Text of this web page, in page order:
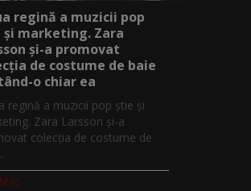
regină a muzicii pop
marketing. Zara
și-a promovat
de costume de baie
o chiar ea
regină a muzicii pop știe și
Zara Larsson și-a
colecția de costume de